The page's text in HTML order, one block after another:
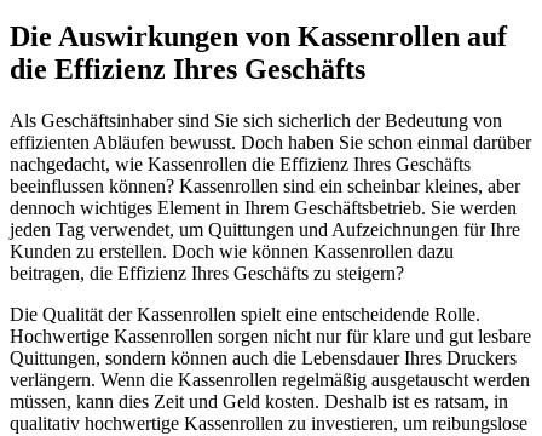
Die Auswirkungen von Kassenrollen auf
die Effizienz Ihres Geschäfts
Als Geschäftsinhaber sind Sie sich sicherlich der Bedeutung von
effizienten Abläufen bewusst. Doch haben Sie schon einmal darüber
nachgedacht, wie Kassenrollen die Effizienz Ihres Geschäfts
beeinflussen können? Kassenrollen sind ein scheinbar kleines, aber
dennoch wichtiges Element in Ihrem Geschäftsbetrieb. Sie werden
jeden Tag verwendet, um Quittungen und Aufzeichnungen für Ihre
Kunden zu erstellen. Doch wie können Kassenrollen dazu
beitragen, die Effizienz Ihres Geschäfts zu steigern?
Die Qualität der Kassenrollen spielt eine entscheidende Rolle.
Hochwertige Kassenrollen sorgen nicht nur für klare und gut lesbare
Quittungen, sondern können auch die Lebensdauer Ihres Druckers
verlängern. Wenn die Kassenrollen regelmäßig ausgetauscht werden
müssen, kann dies Zeit und Geld kosten. Deshalb ist es ratsam, in
qualitativ hochwertige Kassenrollen zu investieren, um reibungslose